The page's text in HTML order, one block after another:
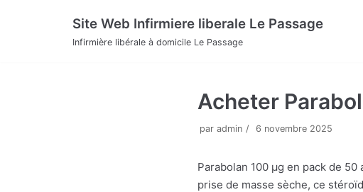
Site Web Infirmiere liberale Le Passage
Infirmière libérale à domicile Le Passage
Acheter
par admin 6 novembre 2025
Parabolan 100 µg en pack de
prise de masse sèche, ce